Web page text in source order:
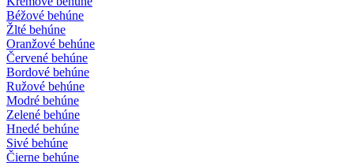
Béžové behúne
Žlté behúne
Oranžové behúne
Červené behúne
Bordové behúne
Ružové behúne
Modré behúne
Zelené behúne
Hnedé behúne
Sivé behúne
Čierne behúne